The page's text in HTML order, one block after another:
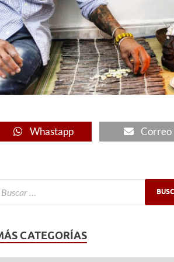
Whastapp Correo
CATEGORÍAS